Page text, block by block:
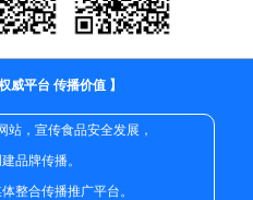
威平台 传播价值 】
站，宣传食品安全发展，
品牌传播。
整合传播推广平台。